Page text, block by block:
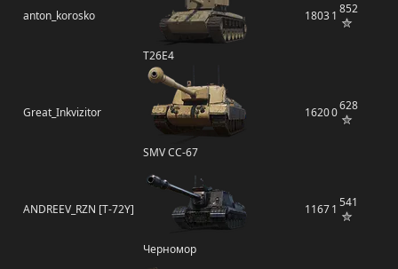
anton_korosko
T26E4
18031 852
Great_Inkvizitor
SMV CC-67
16200628
ANDREEV_RZN [T-72Y]
Черномор
11671 541